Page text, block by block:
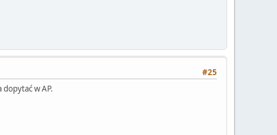
#25
w AP.